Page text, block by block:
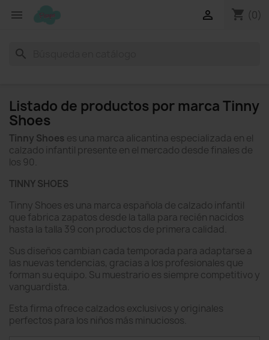
 shopping_cart (0)

search
Listado de productos por marca Tinny
Shoes
Tinny Shoes es una marca alicantina especializada en el
calzado infantil presente en el mercado desde finales de
los 90.
TINNY SHOES
Tinny Shoes es una marca española de calzado infantil
que fabrica zapatos desde la talla para recién nacidos
hasta la talla 39 con productos de primera calidad.
Sus diseños cambian cada temporada para adaptarse a
las nuevas tendencias, gracias a los profesionales que
forman su equipo. Su muestrario es siempre competitivo y
vanguardista.
Esta firma ofrece calzados exclusivos y originales
perfectos para los niños más minuciosos.